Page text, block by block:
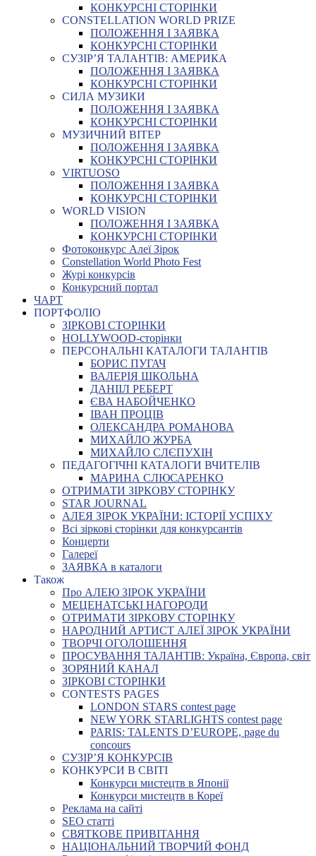
КОНКУРСНІ СТОРІНКИ
CONSTELLATION WORLD PRIZE
ПОЛОЖЕННЯ І ЗАЯВКА
КОНКУРСНІ СТОРІНКИ
СУЗІР’Я ТАЛАНТІВ: АМЕРИКА
ПОЛОЖЕННЯ І ЗАЯВКА
КОНКУРСНІ СТОРІНКИ
СИЛА МУЗИКИ
ПОЛОЖЕННЯ І ЗАЯВКА
КОНКУРСНІ СТОРІНКИ
МУЗИЧНИЙ ВІТЕР
ПОЛОЖЕННЯ І ЗАЯВКА
КОНКУРСНІ СТОРІНКИ
VIRTUOSO
ПОЛОЖЕННЯ І ЗАЯВКА
КОНКУРСНІ СТОРІНКИ
WORLD VISION
ПОЛОЖЕННЯ І ЗАЯВКА
КОНКУРСНІ СТОРІНКИ
Фотоконкурс Алеї Зірок
Constellation World Photo Fest
Журі конкурсів
Конкурсний портал
ЧАРТ
ПОРТФОЛІО
ЗІРКОВІ СТОРІНКИ
HOLLYWOOD-сторінки
ПЕРСОНАЛЬНІ КАТАЛОГИ ТАЛАНТІВ
БОРИС ПУГАЧ
ВАЛЕРІЯ ШКОЛЬНА
ДАНІІЛ РЕБЕРТ
ЄВА НАБОЙЧЕНКО
ІВАН ПРОЦІВ
ОЛЕКСАНДРА РОМАНОВА
МИХАЙЛО ЖУРБА
МИХАЙЛО СЛЄПУХІН
ПЕДАГОГІЧНІ КАТАЛОГИ ВЧИТЕЛІВ
МАРИНА СЛЮСАРЕНКО
ОТРИМАТИ ЗІРКОВУ СТОРІНКУ
STAR JOURNAL
АЛЕЯ ЗІРОК УКРАЇНИ: ІСТОРІЇ УСПІХУ
Всі зіркові сторінки для конкурсантів
Концерти
Галереї
ЗАЯВКА в каталоги
Також
Про АЛЕЮ ЗІРОК УКРАЇНИ
МЕЦЕНАТСЬКІ НАГОРОДИ
ОТРИМАТИ ЗІРКОВУ СТОРІНКУ
НАРОДНИЙ АРТИСТ АЛЕЇ ЗІРОК УКРАЇНИ
ТВОРЧІ ОГОЛОШЕННЯ
ПРОСУВАННЯ ТАЛАНТІВ: Україна, Європа, світ
ЗОРЯНИЙ КАНАЛ
ЗІРКОВІ СТОРІНКИ
CONTESTS PAGES
LONDON STARS contest page
NEW YORK STARLIGHTS contest page
PARIS: TALENTS D’EUROPE, page du
concours
СУЗІР’Я КОНКУРСІВ
КОНКУРСИ В СВІТІ
Конкурси мистецтв в Японії
Конкурси мистецтв в Кореї
Реклама на сайті
SEO статті
СВЯТКОВЕ ПРИВІТАННЯ
НАЦІОНАЛЬНИЙ ТВОРЧИЙ ФОНД